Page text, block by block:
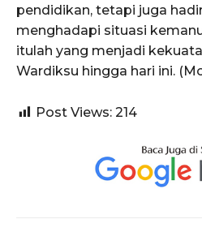
pendidikan, tetapi juga
menghadapi situasi
itulah yang menjadi
Wardiksu hingga hari ini.
Post Views: 214